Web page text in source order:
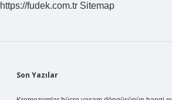
https://fudek.com.tr Sitemap
Sidebar
Son Yazılar